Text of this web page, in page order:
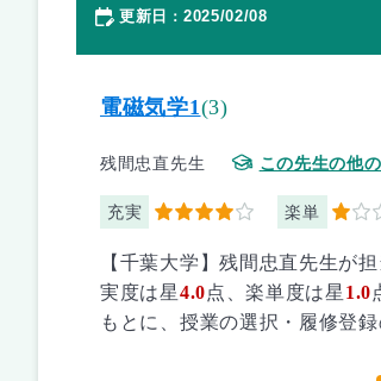
更新日 ： 2025/02/08
電磁気学1(3)
残間忠直先生 この先生の他
充実 4 楽単 1
【千葉大学】残間忠直先生が
実度は星4.0点、楽単度は星 1.0
もとに、授業の選択・履修登